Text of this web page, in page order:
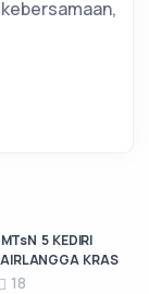
5 KEDIRI
KRAS
18